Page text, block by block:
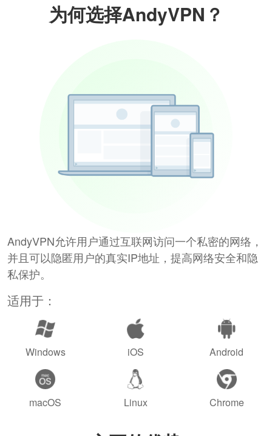
为何选择AndyVPN？
AndyVPN允许用户通过互联网访问一个私密的网络，
并且可以隐匿用户的真实IP地址，提高网络安全和隐
私保护。
适用于：
Windows iOS Android
macOS Linux Chrome